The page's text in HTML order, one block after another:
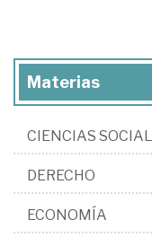
Materias
CIENCIAS
DERECHO
ECONOMÍA